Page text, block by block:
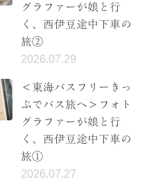
グラファーが娘と行
く、西伊豆途中下車の
旅②
2026.07.29
＜東海バスフリーきっ
ぷでバス旅へ＞フォト
グラファーが娘と行
く、西伊豆途中下車の
旅①
2026.07.27